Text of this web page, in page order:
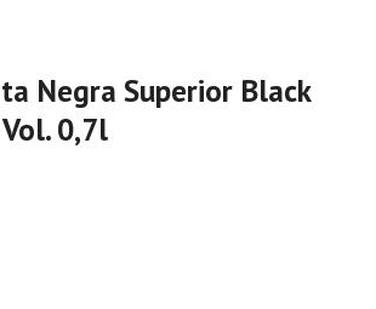
Negra Superior Black
0,7l